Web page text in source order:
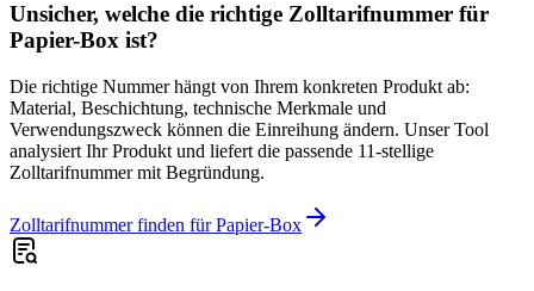
Unsicher, welche die richtige Zolltarifnummer für
Papier-Box ist?
Die richtige Nummer hängt von Ihrem konkreten Produkt ab:
Material, Beschichtung, technische Merkmale und
Verwendungszweck können die Einreihung ändern. Unser Tool
analysiert Ihr Produkt und liefert die passende 11-stellige
Zolltarifnummer mit Begründung.
Zolltarifnummer finden für Papier-Box